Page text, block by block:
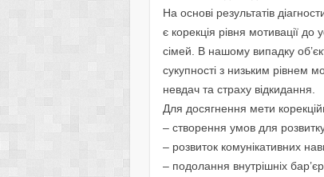
На основі результатів
є корекція рівня мотивації до
сімей. В нашому випадку
сукупності з низьким рівнем
невдач та страху відкидання.
Для досягнення мети
– створення умов для розвитку
– розвиток комунікативних
– подолання внутрішніх